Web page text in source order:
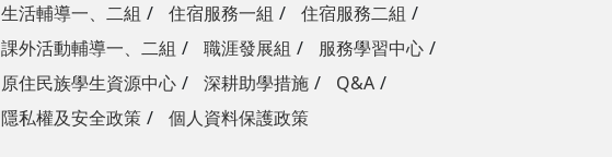
生活輔導一、二組
住宿服務一組
住宿服務二組
課外活動輔導一、二組
職涯發展組
服務學習中心
原住民族學生資源中心
深耕助學措施
Q&A
隱私權及安全政策
個人資料保護政策